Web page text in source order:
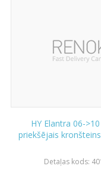
HY Elantra 06-
priekšējais
Detaļas kods: